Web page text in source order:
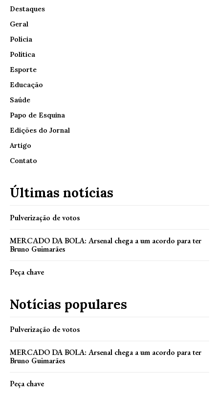
Destaques
Geral
Polícia
Política
Esporte
Educação
Saúde
Papo de Esquina
Edições do Jornal
Artigo
Contato
Últimas notícias
Pulverização de votos
MERCADO DA BOLA: Arsenal chega a um acordo para ter
Bruno Guimarães
Peça chave
Notícias populares
Pulverização de votos
MERCADO DA BOLA: Arsenal chega a um acordo para ter
Bruno Guimarães
Peça chave